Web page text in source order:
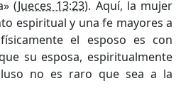
(Jueces 13:23). Aquí, la mujer
espiritual y una fe mayores a
el esposo es con
su esposa, espiritualmente
no es raro que sea a la